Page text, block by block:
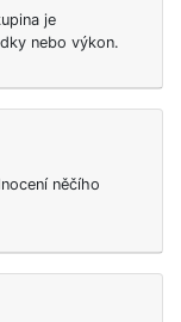
je
nebo výkon.
něčího